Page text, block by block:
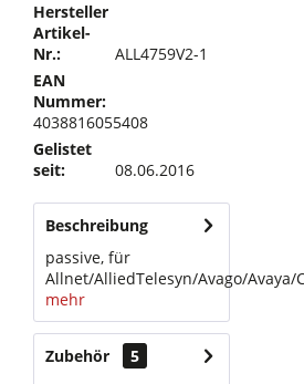
Hersteller
Artikel-
Nr.:
ALL4759V2-1
EAN
Nummer:
4038816055408
Gelistet
seit:
08.06.2016
Beschreibung
passive, für
Allnet/AlliedTelesyn/Avago/Avaya/
mehr
Zubehör 5